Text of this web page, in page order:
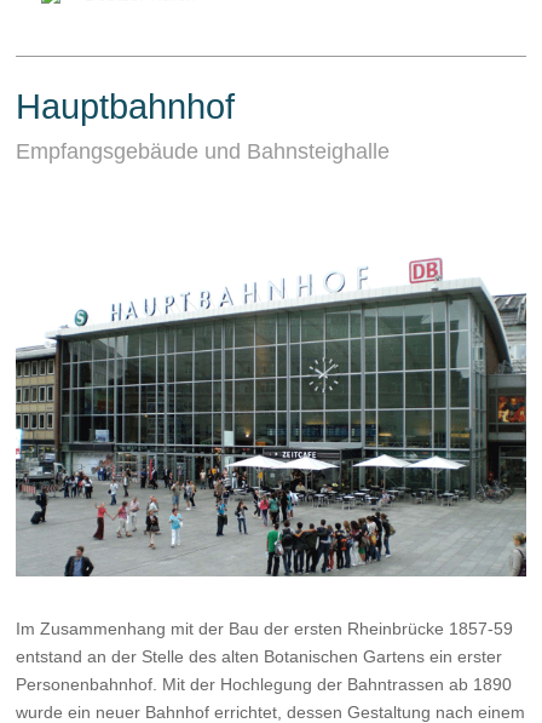
Hauptbahnhof
Empfangsgebäude und Bahnsteighalle
Im Zusammenhang mit der Bau der ersten Rheinbrücke 1857-59
entstand an der Stelle des alten Botanischen Gartens ein erster
Personenbahnhof. Mit der Hochlegung der Bahntrassen ab 1890
wurde ein neuer Bahnhof errichtet, dessen Gestaltung nach einem